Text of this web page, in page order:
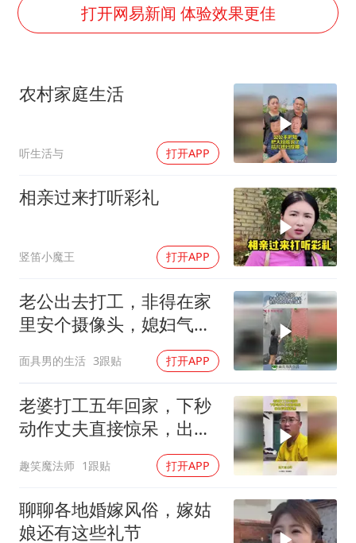
东方甄选被判赔偿江小白30万元
奋进开新局 实干挑大梁
打开网易新闻 体验效果更佳
农村家庭生活
听生活与 打开APP
相亲过来打听彩礼
竖笛小魔王 打开APP
老公出去打工，非得在家
里安个摄像头，媳妇气得
面具男的生活 3跟贴 打开APP
老婆打工五年回家，下秒
动作丈夫直接惊呆，出去
趣笑魔法师 1跟贴 打开APP
聊聊各地婚嫁风俗，嫁姑
娘还有这些礼节